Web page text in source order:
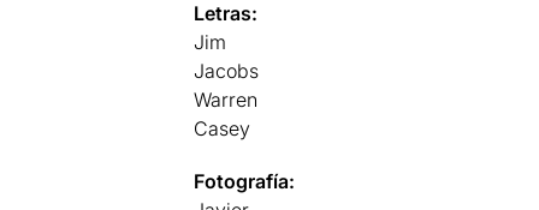
Letras:
Jim
Jacobs
Warren
Casey
Fotografía: